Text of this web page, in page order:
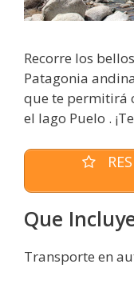
Recorre los
Patagonia
que te permitirá
el lago Puelo .
Que
Transporte en